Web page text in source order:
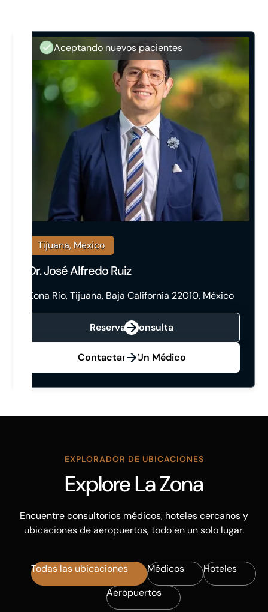
Aceptando nuevos pacientes
Tijuana, Mexico
Dr. José Alfredo Ruiz
Zona Río, Tijuana, Baja California 22010, México
Reservar Consulta
Contactar A Un Médico
EXPLORADOR DE UBICACIONES
Explore La Zona
Encuentre consultorios médicos, hoteles cercanos y
ubicaciones de aeropuertos, todo en un solo lugar.
Todas las ubicaciones Médicos
Hoteles
Aeropuertos